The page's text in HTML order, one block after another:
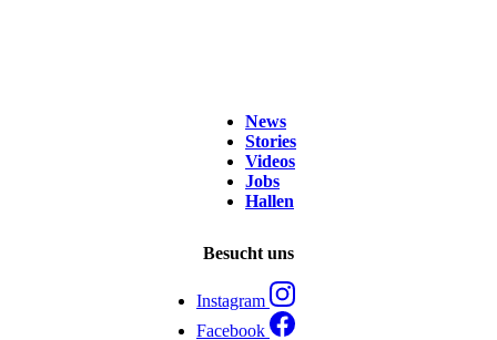
News
Stories
Videos
Jobs
Hallen
Besucht uns
Instagram
Facebook